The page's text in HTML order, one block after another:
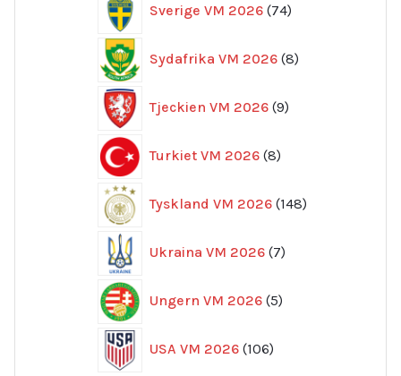
Sverige VM 2026 74
produkter
Sydafrika VM 2026 8
produkter
Tjeckien VM 2026 9
produkter
Turkiet VM 2026 8
produkter
Tyskland VM 2026 148
produkter
Ukraina VM 2026 7
produkter
Ungern VM 2026 5
produkter
USA VM 2026 106
produkter